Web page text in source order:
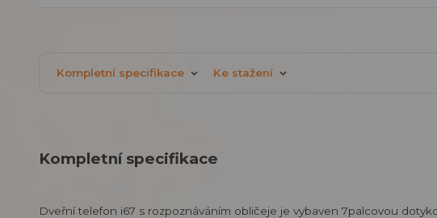
Kompletní specifikace Ke stažení
Kompletní specifikace
Dveřní telefon i67 s rozpoznáváním obličeje je vybaven 7palcovou